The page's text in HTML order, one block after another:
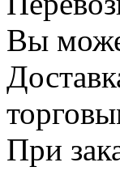
Вы
При